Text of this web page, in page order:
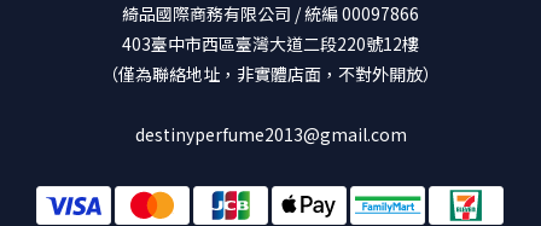
綺品國際商務有限公司 / 統編 00097866
403臺中市西區臺灣大道二段220號12樓
（僅為聯絡地址，非實體店面，不對外開放）
destinyperfume2013@gmail.com